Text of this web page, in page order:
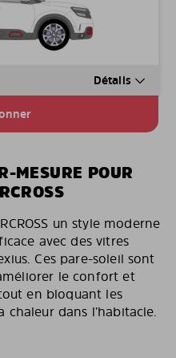
Détails
MESURE POUR
un style moderne
avec des vitres
Ces pare-soleil sont
le confort et
en bloquant les
dans l’habitacle.